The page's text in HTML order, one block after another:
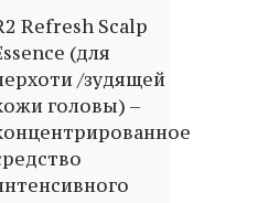
Refresh Scalp
(для
/зудящей
головы) –